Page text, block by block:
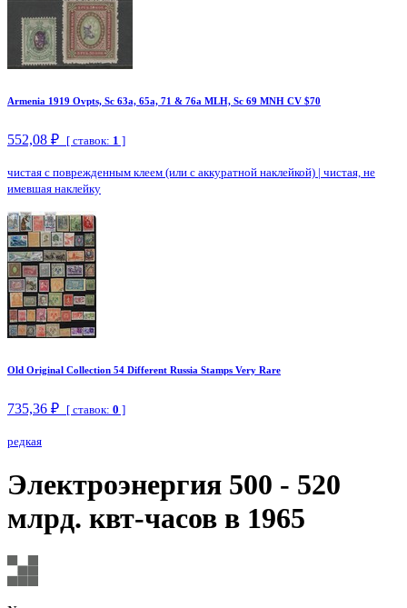
Armenia 1919 Ovpts, Sc 63a, 65a, 71 & 76a MLH, Sc 69 MNH CV $70
552,08 ₽ [ ставок: 1 ]
чистая с поврежденным клеем (или с аккуратной наклейкой) | чистая, не
имевшая наклейку
Old Original Collection 54 Different Russia Stamps Very Rare
735,36 ₽ [ ставок: 0 ]
редкая
Электроэнергия 500 - 520
млрд. квт-часов в 1965